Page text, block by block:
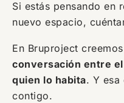
Si estás pensando en
nuevo espacio,
En Bruproject
conversación entre
quien lo habita. Y esa
contigo.